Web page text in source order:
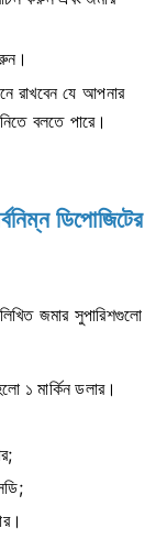
রাখবেন যে আপনার
বলতে পারে।
ডিপোজিটের
জমার সুপারিশগুলো
১ মার্কিন ডলার।